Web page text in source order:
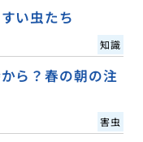
い虫たち
知識
ら？春の朝の注
害虫